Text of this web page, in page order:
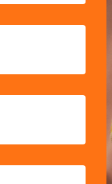
en nuestros
funcionarán. Estas